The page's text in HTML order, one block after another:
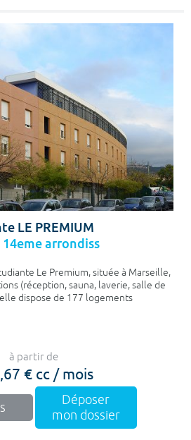
LE PREMIUM
arrondiss
Le Premium, située à Marseille,
(réception, sauna, laverie, salle de
dispose de 177 logements
à partir de
€ cc / mois
Déposer
mon dossier